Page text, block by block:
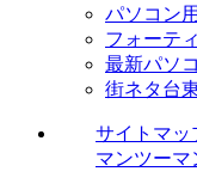
パソコン
フォーテ
最新パソ
街ネタ台
サイトマッ
マンツー